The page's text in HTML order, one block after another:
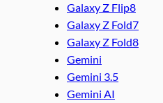
Galaxy Z Flip8
Galaxy Z Fold7
Galaxy Z Fold8
Gemini
Gemini 3.5
Gemini AI